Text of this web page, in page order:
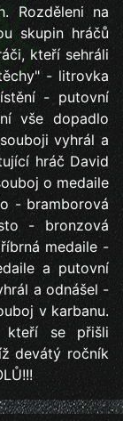
Rozděleni na
skupin hráčů
kteří sehráli
- litrovka
- putovní
vše dopadlo
vyhrál a
hráč David
o medaile
- bramborová
- bronzová
medaile -
a putovní
a odnášel -
v karbanu.
kteří se přišli
devátý ročník